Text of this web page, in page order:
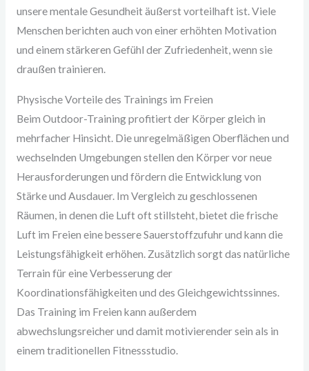
unsere mentale Gesundheit äußerst vorteilhaft ist. Viele
Menschen berichten auch von einer erhöhten Motivation
und einem stärkeren Gefühl der Zufriedenheit, wenn sie
draußen trainieren.
Physische Vorteile des Trainings im Freien
Beim Outdoor-Training profitiert der Körper gleich in
mehrfacher Hinsicht. Die unregelmäßigen Oberflächen und
wechselnden Umgebungen stellen den Körper vor neue
Herausforderungen und fördern die Entwicklung von
Stärke und Ausdauer. Im Vergleich zu geschlossenen
Räumen, in denen die Luft oft stillsteht, bietet die frische
Luft im Freien eine bessere Sauerstoffzufuhr und kann die
Leistungsfähigkeit erhöhen. Zusätzlich sorgt das natürliche
Terrain für eine Verbesserung der
Koordinationsfähigkeiten und des Gleichgewichtssinnes.
Das Training im Freien kann außerdem
abwechslungsreicher und damit motivierender sein als in
einem traditionellen Fitnessstudio.